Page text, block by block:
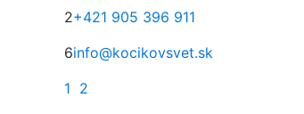
2+421 905 396 911
6info@kocikovsvet.sk
1 2